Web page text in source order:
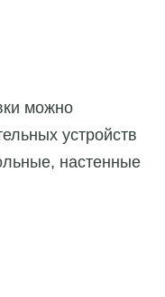
можно
устройств
настенные